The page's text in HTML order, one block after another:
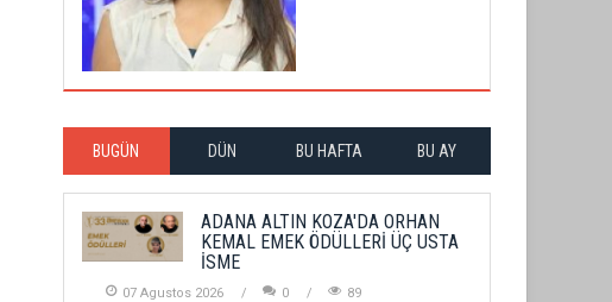
BUGÜN DÜN BU HAFTA BU AY
ADANA ALTIN KOZA'DA ORHAN
KEMAL EMEK ÖDÜLLERİ ÜÇ USTA
İSME
07 Agustos 2026 0 89